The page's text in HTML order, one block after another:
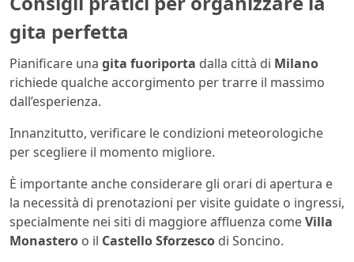
gita perfetta
Pianificare una gita fuoriporta dalla città di Milano
richiede qualche accorgimento per trarre il massimo
dall’esperienza.
Innanzitutto, verificare le condizioni meteorologiche
per scegliere il momento migliore.
È importante anche considerare gli orari di apertura e
la necessità di prenotazioni per visite guidate o ingressi,
specialmente nei siti di maggiore affluenza comeVilla
Monastero o il Castello Sforzesco di Soncino.